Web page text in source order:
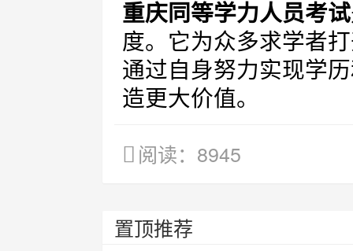
重庆同等学力人员考试
度。它为众多求学者
通过自身努力实现学
造更大价值。
阅读：8945
置顶推荐